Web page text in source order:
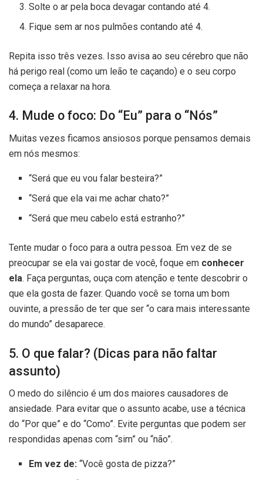
Solte o ar pela boca devagar contando até 4.
Fique sem ar nos pulmões contando até 4.
Repita isso três vezes. Isso avisa ao seu cérebro que não
há perigo real (como um leão te caçando) e o seu corpo
começa a relaxar na hora.
4. Mude o foco: Do “Eu” para o “Nós”
Muitas vezes ficamos ansiosos porque pensamos demais
em nós mesmos:
“Será que eu vou falar besteira?”
“Será que ela vai me achar chato?”
“Será que meu cabelo está estranho?”
Tente mudar o foco para a outra pessoa. Em vez de se
preocupar se ela vai gostar de você, foque em conhecer
ela. Faça perguntas, ouça com atenção e tente descobrir o
que ela gosta de fazer. Quando você se torna um bom
ouvinte, a pressão de ter que ser “o cara mais interessante
do mundo” desaparece.
5. O que falar? (Dicas para não faltar
assunto)
O medo do silêncio é um dos maiores causadores de
ansiedade. Para evitar que o assunto acabe, use a técnica
do “Por que” e do “Como”. Evite perguntas que podem ser
respondidas apenas com “sim” ou “não”.
Em vez de: “Você gosta de pizza?”